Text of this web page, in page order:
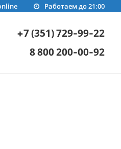
Работаем до 21:00
+7 (351) 729-99-22
8 800 200-00-92